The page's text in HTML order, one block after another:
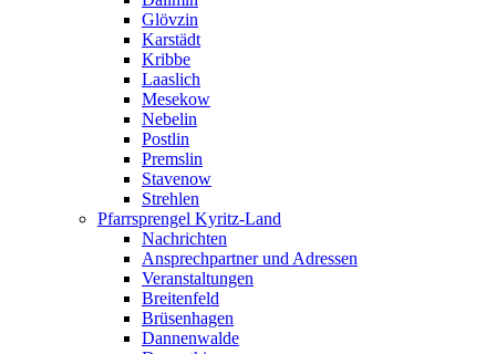
Glövzin
Karstädt
Kribbe
Laaslich
Mesekow
Nebelin
Postlin
Premslin
Stavenow
Strehlen
Pfarrsprengel Kyritz-Land
Nachrichten
Ansprechpartner und Adressen
Veranstaltungen
Breitenfeld
Brüsenhagen
Dannenwalde